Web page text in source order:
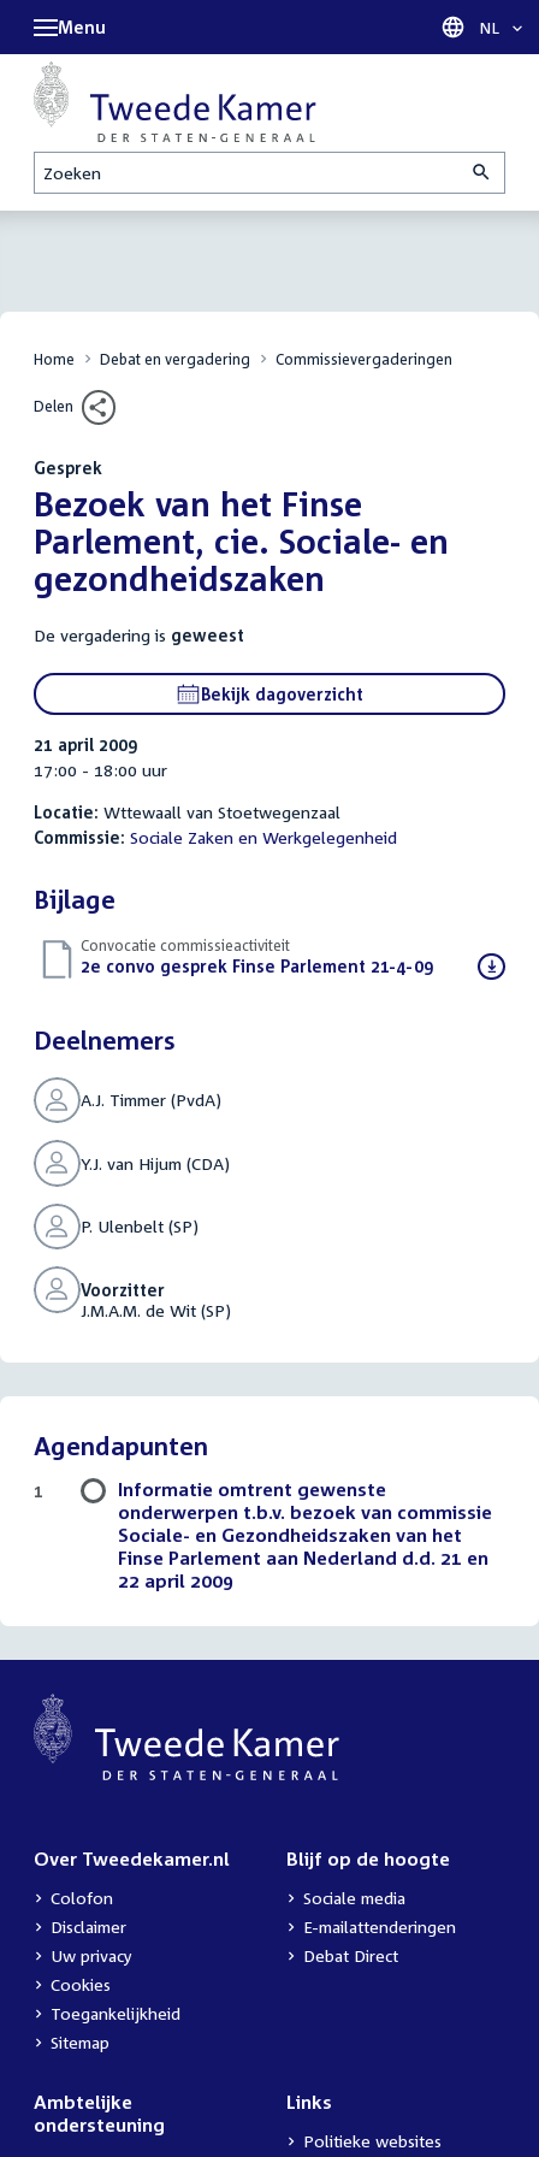
Zoeken
Menu Taal
NL
Home Debat en vergadering Commissievergaderingen
Delen
Gesprek
:Bezoek van het Finse
Parlement, cie. Sociale- en
gezondheidszaken
De vergadering is geweest
Bekijk dagoverzicht
21 april 2009
17:00 - 18:00 uur
Locatie: Wttewaall van Stoetwegenzaal
Commissie: Sociale Zaken en Werkgelegenheid
Bijlage
Convocatie commissieactiviteit
Download
2e convo gesprek Finse Parlement 21-4-09(PDF)
Deelnemers
A.J. Timmer (PvdA)
Y.J. van Hijum (CDA)
P. Ulenbelt (SP)
Voorzitter
J.M.A.M. de Wit (SP)
Agendapunten
Informatie omtrent gewenste
onderwerpen t.b.v. bezoek van commissie
Sociale- en Gezondheidszaken van het
Finse Parlement aan Nederland d.d. 21 en
22 april 2009
1
Over Tweedekamer.nl
Colofon
Disclaimer
Uw privacy
Cookies
Toegankelijkheid
Sitemap
Blijf op de hoogte
Sociale media
E-mailattenderingen
Debat Direct
Ambtelijke
ondersteuning
Links
Politieke websites